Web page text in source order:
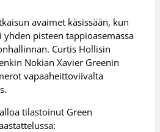
avaimet käsissään, kun
yhden pisteen tappioasemassa
Curtis Hollisin
Nokian Xavier Greenin
vapaaheittoviivalta
tilastoinut Green